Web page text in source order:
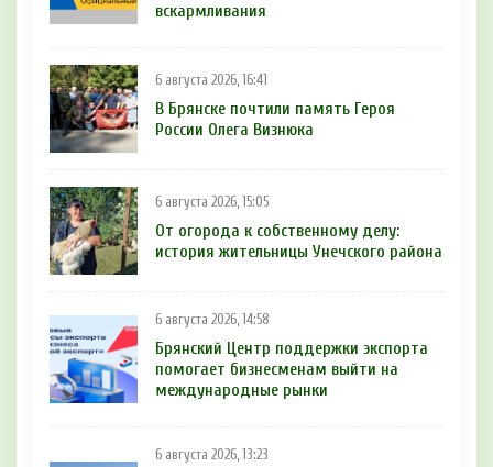
вскармливания
6 августа 2026, 16:41
В Брянске почтили память Героя
России Олега Визнюка
6 августа 2026, 15:05
От огорода к собственному делу:
история жительницы Унечского района
6 августа 2026, 14:58
Брянский Центр поддержки экспорта
помогает бизнесменам выйти на
международные рынки
6 августа 2026, 13:23